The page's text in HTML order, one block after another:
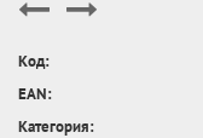
Код:
EAN:
Категория: